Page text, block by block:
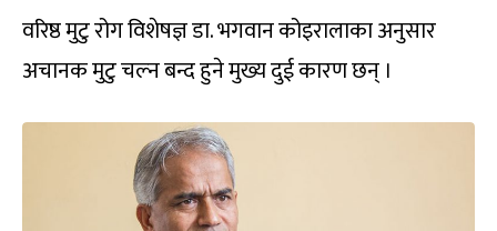
वरिष्ठ मुटु रोग विशेषज्ञ डा. भगवान कोइरालाका अनुसार
अचानक मुटु चल्न बन्द हुने मुख्य दुई कारण छन् ।